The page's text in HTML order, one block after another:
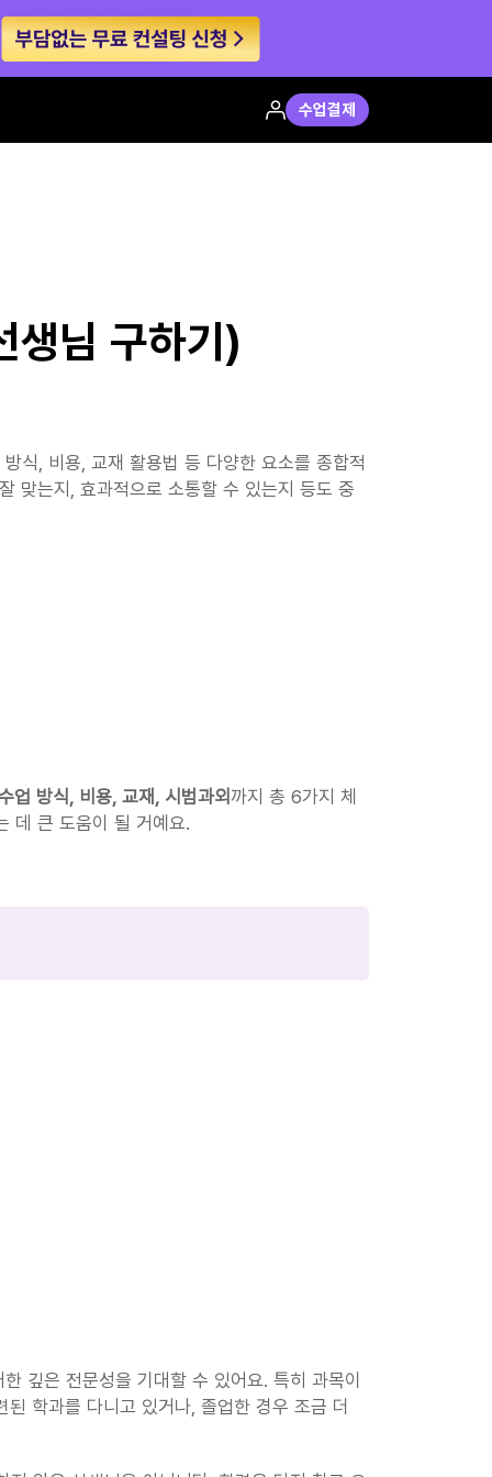
수업결제
생님 구하기)
식, 비용, 교재 활용법 등 다양한 요소를 종합적
맞는지, 효과적으로 소통할 수 있는지 등도 중
업 방식, 비용, 교재, 시범과외까지 총 6가지 체
데 큰 도움이 될 거예요.
깊은 전문성을 기대할 수 있어요. 특히 과목이
학과를 다니고 있거나, 졸업한 경우 조금 더